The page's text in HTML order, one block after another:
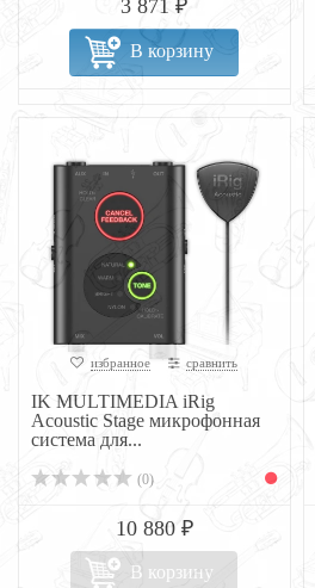
3 871 ₽
В корзину
избранное сравнить
IK MULTIMEDIA iRig
Acoustic Stage микрофонная
система для...
(0)
10 880 ₽
В корзину